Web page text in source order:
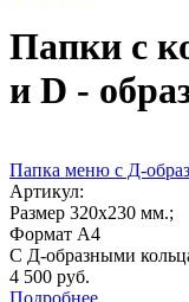
Папки с
и D -
Папка меню с Д-
Артикул:
Размер 320х230 мм.;
Формат А4
С Д-образными
4 500 руб.
Подробнее